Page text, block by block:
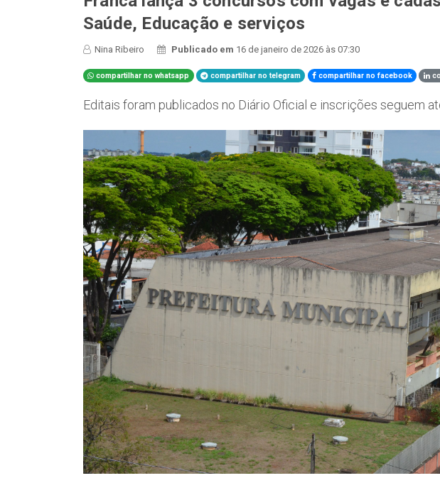
Saúde, Educação e serviços
Nina Ribeiro Publicado em 16 de janeiro de 2026 às 07:30
compartilhar no whatsapp compartilhar no telegram compartilhar no facebook
Editais foram publicados no Diário Oficial e inscrições seguem